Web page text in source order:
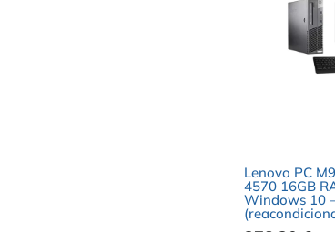
Lenovo PC
4570 16GB
Windows 10